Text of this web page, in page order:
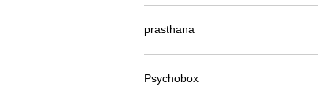
prasthana
Psychobox